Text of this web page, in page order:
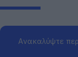
Ανακαλύψτε